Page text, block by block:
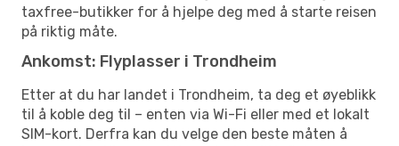
taxfree-butikker for å hjelpe deg med å starte reisen
på riktig måte.
Ankomst: Flyplasser i Trondheim
Etter at du har landet i Trondheim, ta deg et øyeblikk
til å koble deg til – enten via Wi-Fi eller med et lokalt
SIM-kort. Derfra kan du velge den beste måten å